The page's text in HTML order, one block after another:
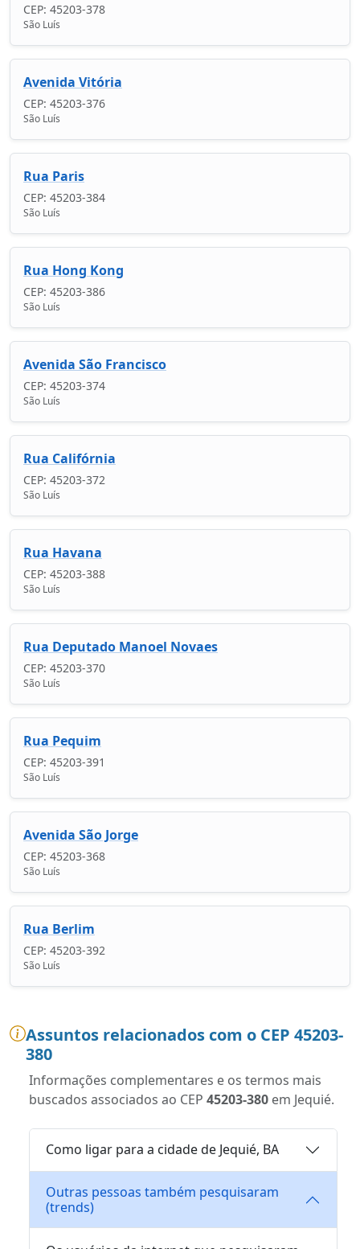
CEP: 45203-378
São Luís
Avenida Vitória
CEP: 45203-376
São Luís
Rua Paris
CEP: 45203-384
São Luís
Rua Hong Kong
CEP: 45203-386
São Luís
Avenida São Francisco
CEP: 45203-374
São Luís
Rua Califórnia
CEP: 45203-372
São Luís
Rua Havana
CEP: 45203-388
São Luís
Rua Deputado Manoel Novaes
CEP: 45203-370
São Luís
Rua Pequim
CEP: 45203-391
São Luís
Avenida São Jorge
CEP: 45203-368
São Luís
Rua Berlim
CEP: 45203-392
São Luís
Assuntos relacionados com o CEP 45203-
380
Informações complementares e os termos mais
buscados associados ao CEP 45203-380 em Jequié.
Como ligar para a cidade de Jequié, BA
Outras pessoas também pesquisaram
(trends)